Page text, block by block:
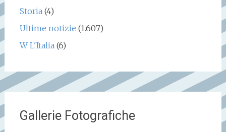
Storia(4)
Ultime notizie (1.607)
W L'Italia(6)
Gallerie Fotografiche